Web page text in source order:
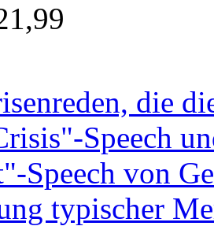
die
Speech
Speech von
typischer